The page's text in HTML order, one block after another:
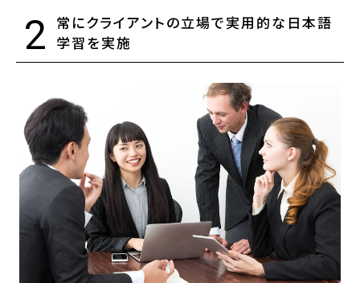
2 常にクライアントの立場で実用的な日本語
学習を実施